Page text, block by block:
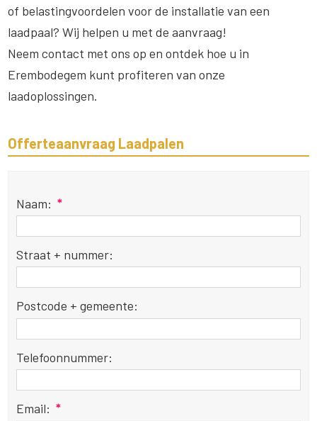
of belastingvoordelen voor de installatie van een
laadpaal? Wij helpen u met de aanvraag!
Neem contact met ons op en ontdek hoe u in
Erembodegem kunt profiteren van onze
laadoplossingen.
Offerteaanvraag Laadpalen
Naam: *
Straat + nummer:
Postcode + gemeente:
Telefoonnummer:
Email: *